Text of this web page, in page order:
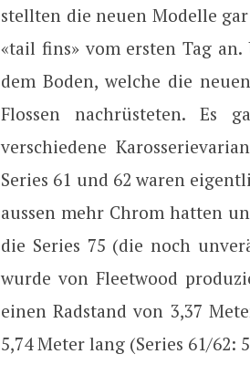
stellten die neuen Modelle
«tail fins» vom ersten Tag
dem Boden, welche die
Flossen nachrüsteten. Es
verschiedene
Series 61 und 62 waren
aussen mehr Chrom hatten
die Series 75 (die noch
wurde von Fleetwood
einen Radstand von 3,37
5,74 Meter lang (Series 61/62: